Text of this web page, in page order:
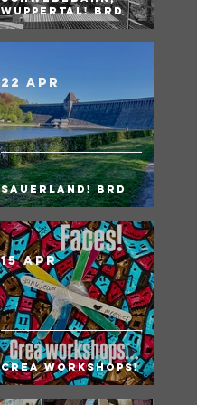
Wuppertal! BRD
Sauerland! BRD
22 apr
Crea Workshops!
15 apr